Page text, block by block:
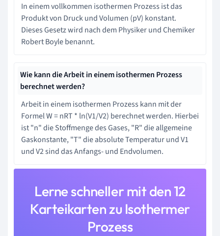
In einem vollkommen isothermen Prozess ist das
Produkt von Druck und Volumen (pV) konstant.
Dieses Gesetz wird nach dem Physiker und Chemiker
Robert Boyle benannt.
Wie kann die Arbeit in einem isothermen Prozess
berechnet werden?
Arbeit in einem isothermen Prozess kann mit der
Formel W = nRT * ln(V1/V2) berechnet werden. Hierbei
ist "n" die Stoffmenge des Gases, "R" die allgemeine
Gaskonstante, "T" die absolute Temperatur und V1
und V2 sind das Anfangs- und Endvolumen.
Lerne schneller mit den 12
Karteikarten zu Isothermer
Prozess